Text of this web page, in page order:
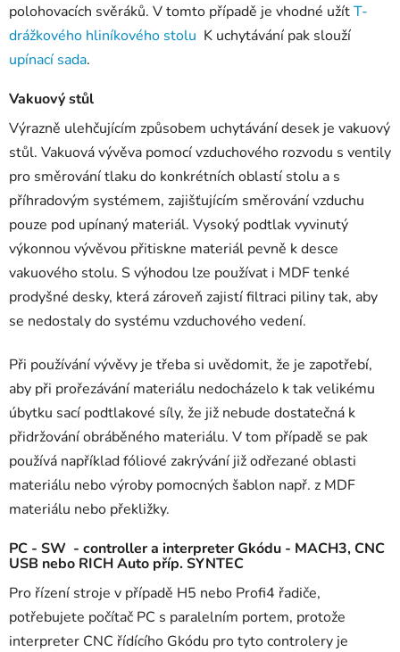
polohovacích svěráků. V tomto případě je vhodné užítT-
drážkového hliníkového stolu K uchytávání pak slouží
upínací sada.
Vakuový stůl
Výrazně ulehčujícím způsobem uchytávání desek je vakuový
stůl. Vakuová vývěva pomocí vzduchového rozvodu s ventily
pro směrování tlaku do konkrétních oblastí stolu a s
příhradovým systémem, zajišťujícím směrování vzduchu
pouze pod upínaný materiál. Vysoký podtlak vyvinutý
výkonnou vývěvou přitiskne materiál pevně k desce
vakuového stolu. S výhodou lze používat i MDF tenké
prodyšné desky, která zároveň zajistí filtraci piliny tak, aby
se nedostaly do systému vzduchového vedení.
Při používání vývěvy je třeba si uvědomit, že je zapotřebí,
aby při prořezávání materiálu nedocházelo k tak velikému
úbytku sací podtlakové síly, že již nebude dostatečná k
přidržování obráběného materiálu. V tom případě se pak
používá například fóliové zakrývání již odřezané oblasti
materiálu nebo výroby pomocných šablon např. z MDF
materiálu nebo překližky.
PC - SW - controller a interpreter Gkódu - MACH3, CNC
USB nebo RICH Auto příp. SYNTEC
Pro řízení stroje v případě H5 nebo Profi4 řadiče,
potřebujete počítač PC s paralelním portem, protože
interpreter CNC řídícího Gkódu pro tyto controlery je